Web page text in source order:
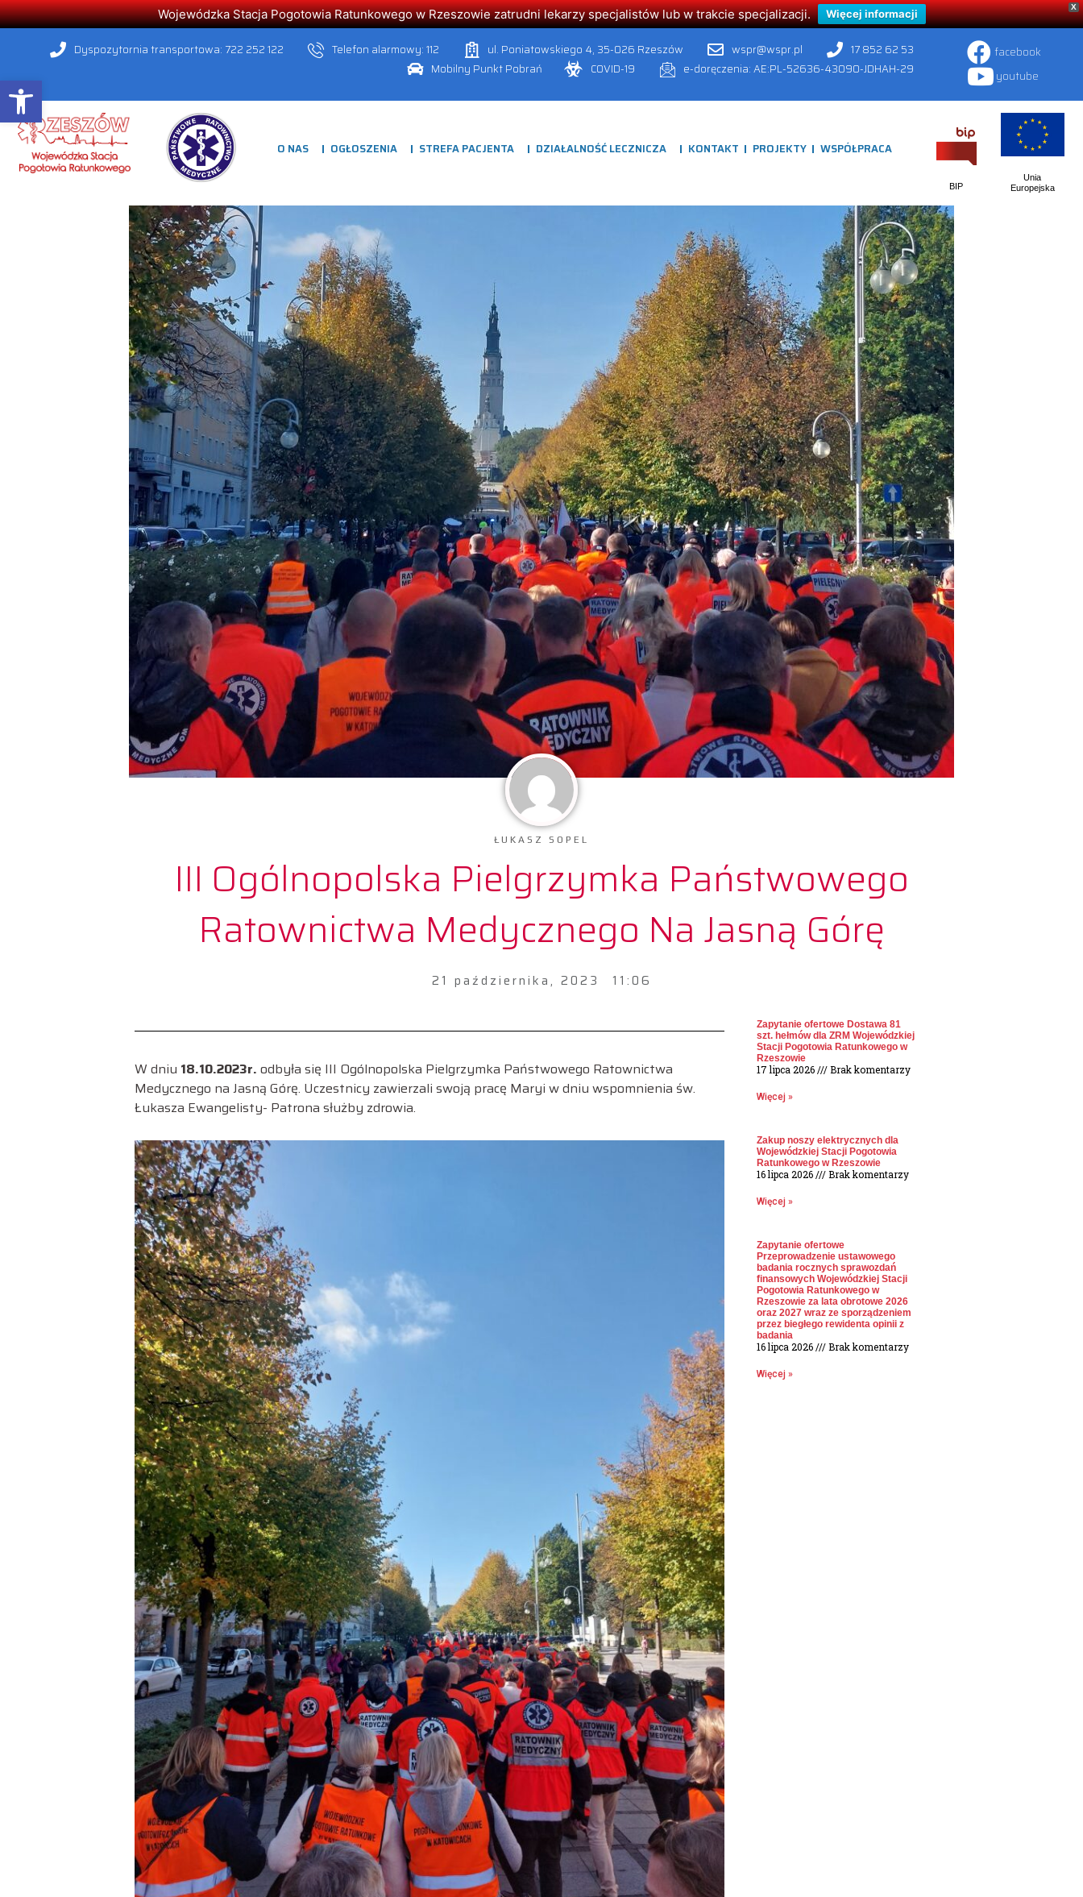
Open toolbar
X
Wojewódzka Stacja Pogotowia Ratunkowego w Rzeszowie zatrudni lekarzy specjalistów lub w trakcie specjalizacji. Więcej informacji
Dyspozytornia transportowa: 722 252 122 Telefon alarmowy: 112 ul. Poniatowskiego 4, 35-026 Rzeszów wspr@wspr.pl
17 852 62 53
Mobilny Punkt Pobrań
COVID-19 e-doręczenia: AE:PL-52636-43090-JDHAH-29
facebook
youtube
O NAS OGŁOSZENIA STREFA PACJENTA DZIAŁALNOŚĆ LECZNICZA KONTAKT PROJEKTY WSPÓŁPRACA
BIP
Unia
Europejska
ŁUKASZ SOPEL
III Ogólnopolska Pielgrzymka Państwowego
Ratownictwa Medycznego Na Jasną Górę
21 października, 2023 11:06
W dniu 18.10.2023r. odbyła się III Ogólnopolska Pielgrzymka Państwowego Ratownictwa
Medycznego na Jasną Górę. Uczestnicy zawierzali swoją pracę Maryi w dniu wspomnienia św.
Łukasza Ewangelisty- Patrona służby zdrowia.
Zapytanie ofertowe Dostawa 81
szt. hełmów dla ZRM Wojewódzkiej
Stacji Pogotowia Ratunkowego w
Rzeszowie
17 lipca 2026 Brak komentarzy
Więcej »
Zakup noszy elektrycznych dla
Wojewódzkiej Stacji Pogotowia
Ratunkowego w Rzeszowie
16 lipca 2026 Brak komentarzy
Więcej »
Zapytanie ofertowe
Przeprowadzenie ustawowego
badania rocznych sprawozdań
finansowych Wojewódzkiej Stacji
Pogotowia Ratunkowego w
Rzeszowie za lata obrotowe 2026
oraz 2027 wraz ze sporządzeniem
przez biegłego rewidenta opinii z
badania
16 lipca 2026 Brak komentarzy
Więcej »